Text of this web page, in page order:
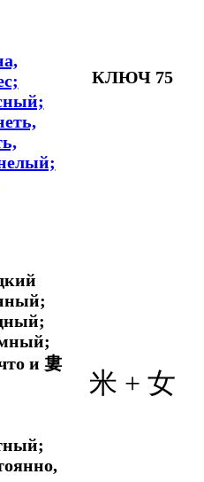
КЛЮЧ 75
и 婁
米 + 女